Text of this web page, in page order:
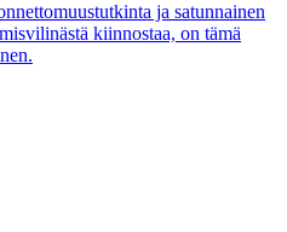
ja satunnainen
kiinnostaa, on tämä